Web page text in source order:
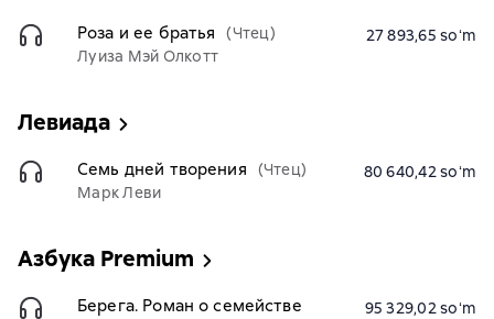
Роза и ее братья
(Чтец)
Луиза Мэй Олкотт
27 893,65 soʻm
Левиада
Семь дней творения
(Чтец)
Марк Леви
80 640,42 soʻm
Азбука Premium
Берега. Роман о семействе
95 329,02 soʻm